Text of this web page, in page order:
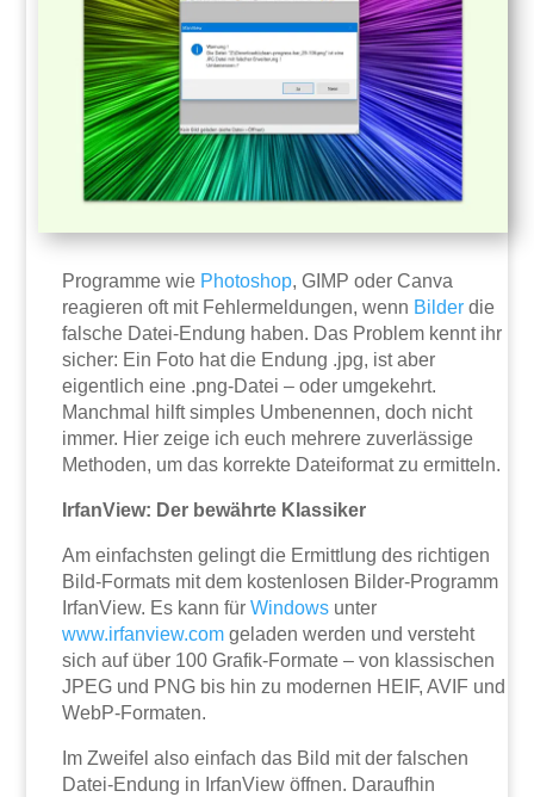
Programme wie Photoshop, GIMP oder Canva
reagieren oft mit Fehlermeldungen, wenn Bilder die
falsche Datei-Endung haben. Das Problem kennt ihr
sicher: Ein Foto hat die Endung .jpg, ist aber
eigentlich eine .png-Datei – oder umgekehrt.
Manchmal hilft simples Umbenennen, doch nicht
immer. Hier zeige ich euch mehrere zuverlässige
Methoden, um das korrekte Dateiformat zu ermitteln.
IrfanView: Der bewährte Klassiker
Am einfachsten gelingt die Ermittlung des richtigen
Bild-Formats mit dem kostenlosen Bilder-Programm
IrfanView. Es kann fürWindows unter
www.irfanview.com geladen werden und versteht
sich auf über 100 Grafik-Formate – von klassischen
JPEG und PNG bis hin zu modernen HEIF, AVIF und
WebP-Formaten.
Im Zweifel also einfach das Bild mit der falschen
Datei-Endung in IrfanView öffnen. Daraufhin